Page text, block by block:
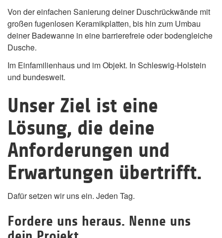
Von der einfachen Sanierung deiner Duschrückwände mit
großen fugenlosen Keramikplatten, bis hin zum Umbau
deiner Badewanne in eine barrierefreie oder bodengleiche
Dusche.
Im Einfamilienhaus und im Objekt. In Schleswig-Holstein
und bundesweit.
Unser Ziel ist eine
Lösung, die deine
Anforderungen und
Erwartungen übertrifft.
Dafür setzen wir uns ein. Jeden Tag.
Fordere uns heraus. Nenne uns